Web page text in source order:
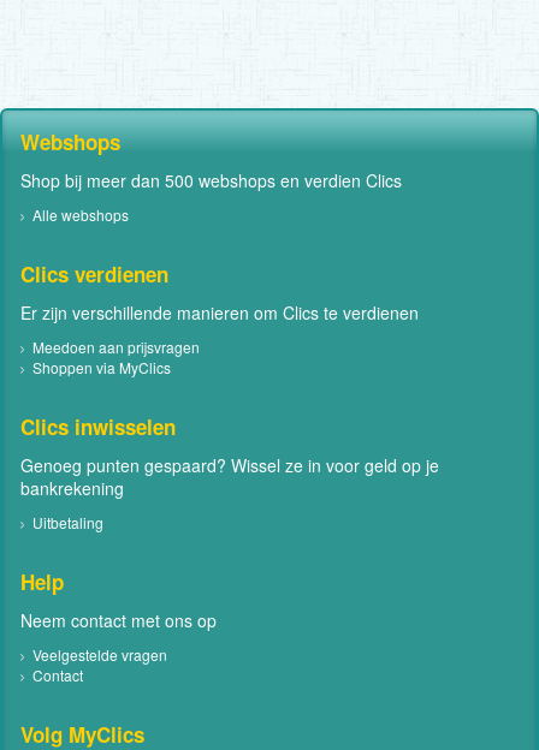
Webshops
Shop bij meer dan 500 webshops en verdien Clics
Alle webshops
Clics verdienen
Er zijn verschillende manieren om Clics te verdienen
Meedoen aan prijsvragen
Shoppen via MyClics
Clics inwisselen
Genoeg punten gespaard? Wissel ze in voor geld op je
bankrekening
Uitbetaling
Help
Neem contact met ons op
Veelgestelde vragen
Contact
Volg MyClics